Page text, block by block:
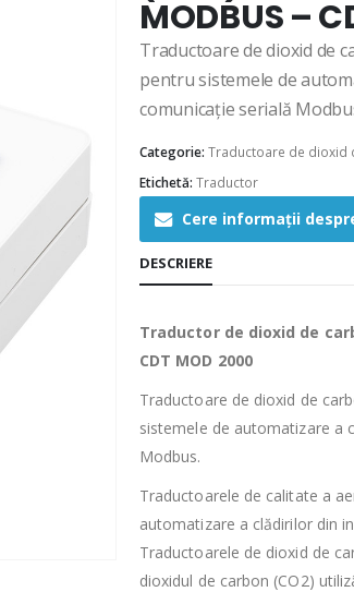
MODBUS –
Traductoare de dioxid de
pentru sistemele de
comunicație serială
Categorie: Traductoare de dioxid
Etichetă: Traductor
Cere informații
DESCRIERE
Traductor de dioxid de
CDT MOD 2000
Traductoare de dioxid de
sistemele de automatizare a
Modbus.
Traductoarele de calitate a
automatizare a clădirilor din
Traductoarele de dioxid de
dioxidul de carbon (CO2)